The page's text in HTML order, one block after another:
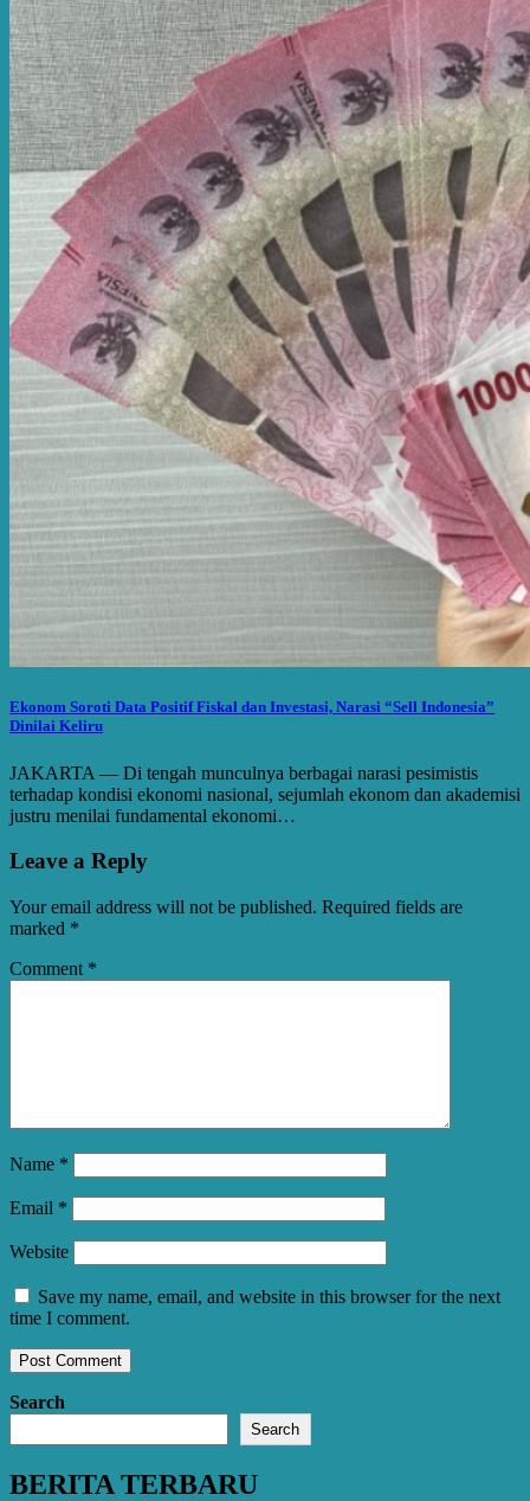
Ekonom Soroti Data Positif Fiskal dan Investasi, Narasi “Sell Indonesia”
Dinilai Keliru
JAKARTA — Di tengah munculnya berbagai narasi pesimistis
terhadap kondisi ekonomi nasional, sejumlah ekonom dan akademisi
justru menilai fundamental ekonomi…
Leave a Reply
Your email address will not be published. Required fields are
marked *
Comment *
Name *
Email *
Website
Save my name, email, and website in this browser for the next
time I comment.
Search
Search
BERITA TERBARU